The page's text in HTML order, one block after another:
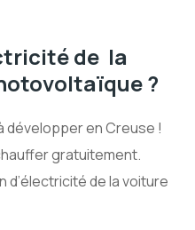
de la
?
développer en Creuse !
gratuitement.
d’électricité de la voiture